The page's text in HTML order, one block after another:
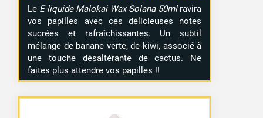
Le E-liquide Malokai Wax Solana 50mlravira
vos papilles avec ces délicieuses notes
sucrées et rafraîchissantes. Un subtil
mélange de banane verte, de kiwi, associé à
une touche désaltérante de cactus. Ne
faites plus attendre vos papilles !!